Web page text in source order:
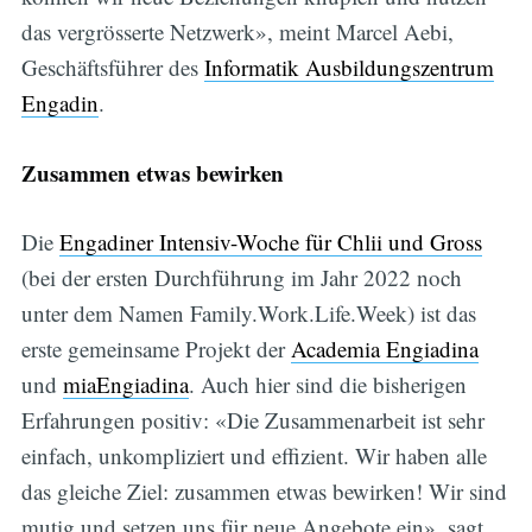
das vergrösserte Netzwerk», meint Marcel Aebi,
Geschäftsführer des Informatik Ausbildungszentrum
Engadin.
Zusammen etwas bewirken
Die Engadiner Intensiv-Woche für Chlii und Gross
(bei der ersten Durchführung im Jahr 2022 noch
unter dem Namen Family.Work.Life.Week) ist das
erste gemeinsame Projekt derAcademia Engiadina
und miaEngiadina. Auch hier sind die bisherigen
Erfahrungen positiv: «Die Zusammenarbeit ist sehr
einfach, unkompliziert und effizient. Wir haben alle
das gleiche Ziel: zusammen etwas bewirken! Wir sind